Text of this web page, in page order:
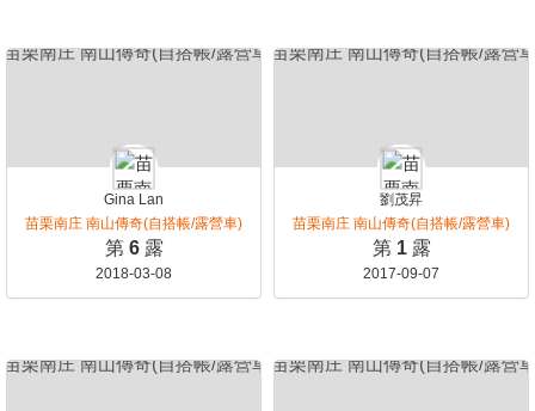
Gina Lan
苗栗南庄 南山傳奇(自搭帳/露營車)
第 6 露
2018-03-08
劉茂昇
苗栗南庄 南山傳奇(自搭帳/露營車)
第 1 露
2017-09-07